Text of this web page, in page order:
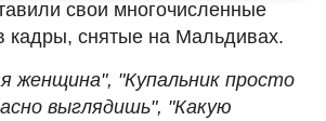
свои многочисленные
кадры, снятые на Мальдивах.
женщина", "Купальник просто
выглядишь", "Какую